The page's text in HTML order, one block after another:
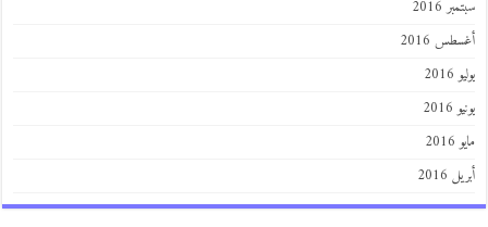
سبتمبر 2016
أغسطس 2016
يوليو 2016
يونيو 2016
مايو 2016
أبريل 2016